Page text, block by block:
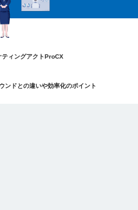
ティングアクトProCX
ンドとの違いや効率化のポイント